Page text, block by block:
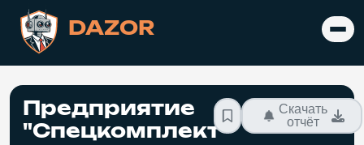
DAZOR
Предприятие
"Спецкомплект"
Скачать
отчёт